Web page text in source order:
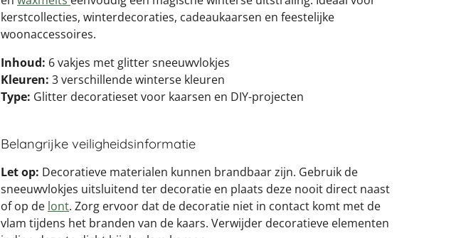
kerstcollecties, winterdecoraties, cadeaukaarsen en feestelijke
woonaccessoires.
Inhoud: 6 vakjes met glitter sneeuwvlokjes
Kleuren: 3 verschillende winterse kleuren
Type: Glitter decoratieset voor kaarsen en DIY-projecten
Belangrijke veiligheidsinformatie
Let op: Decoratieve materialen kunnen brandbaar zijn. Gebruik de
sneeuwvlokjes uitsluitend ter decoratie en plaats deze nooit direct naast
of op de lont. Zorg ervoor dat de decoratie niet in contact komt met de
vlam tijdens het branden van de kaars. Verwijder decoratieve elementen